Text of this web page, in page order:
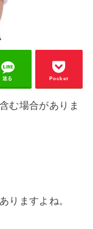
送る Pocket
む場合がありま
りますよね。